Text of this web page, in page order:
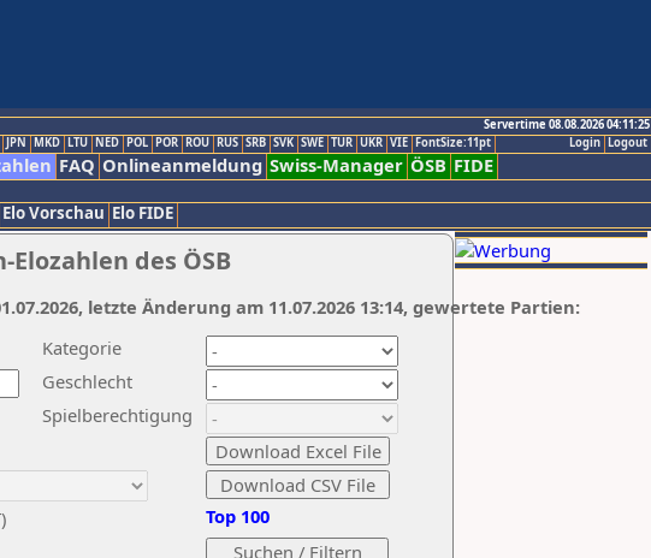
Servertime 08.08.2026 04:11:25
Logout
Login
JPN MKD LTU NED POL POR ROU RUS SRB SVK SWE TUR UKR VIE FontSize:11pt
FAQ Onlineanmeldung Swiss-Manager ÖSB FIDE
Elo Vorschau Elo FIDE
des ÖSB
Kategorie
Geschlecht
Spielberechtigung
Top 100
letzte Änderung am 11.07.2026 13:14, gewertete Partien: